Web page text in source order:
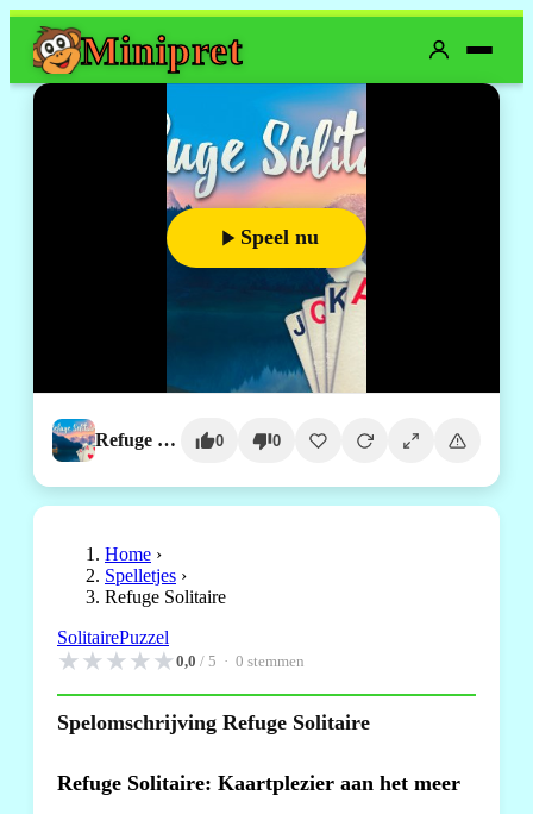
Minipret
Speel nu
Refuge Solitaire 0 0
Home ›
Spelletjes ›
Refuge Solitaire
SolitairePuzzel
★★★★★0,0 / 5 · 0 stemmen
Spelomschrijving Refuge Solitaire
Refuge Solitaire: Kaartplezier aan het meer